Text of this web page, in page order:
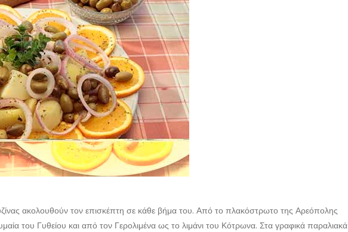
ακολουθούν τον επισκέπτη σε κάθε βήμα του. Από το πλακόστρωτο της Αρεόπολης
του Γυθείου και από τον Γερολιμένα ως το λιμάνι του Κότρωνα. Στα γραφικά παραλιακά